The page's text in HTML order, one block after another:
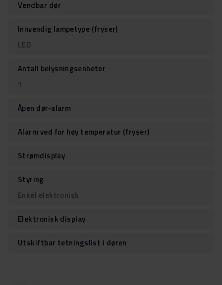
Vendbar dør
Innvendig lampetype (fryser)
LED
Antall belysningsenheter
1
Åpen dør-alarm
Alarm ved for høy temperatur (fryser)
Strømdisplay
Styring
Enkel elektronisk
Elektronisk display
Utskiftbar tetningslist i døren